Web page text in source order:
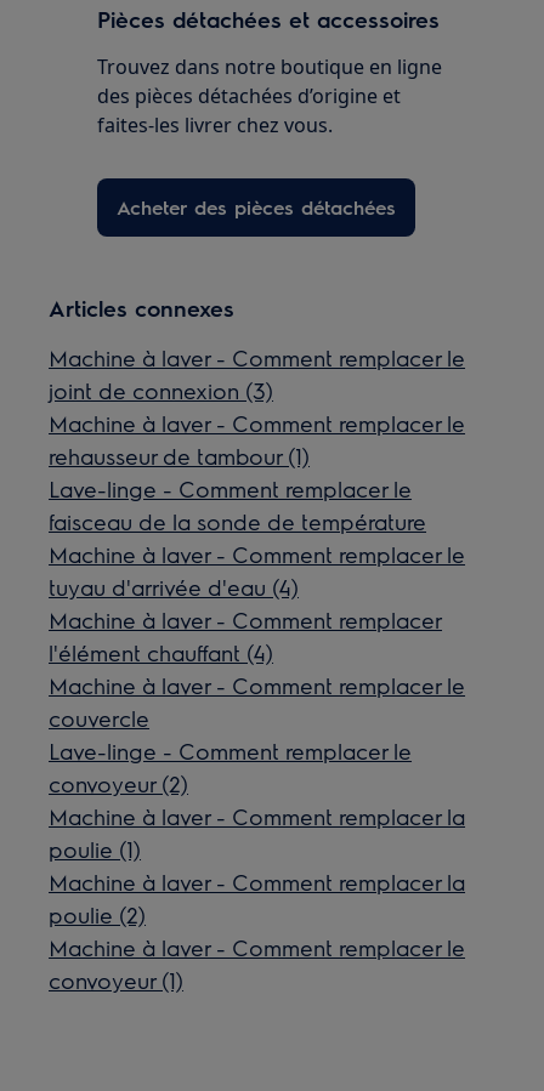
Pièces détachées et accessoires
Trouvez dans notre boutique en ligne
des pièces détachées d’origine et
faites-les livrer chez vous.
Acheter des pièces détachées
Articles connexes
Machine à laver - Comment remplacer le
joint de connexion (3)
Machine à laver - Comment remplacer le
rehausseur de tambour (1)
Lave-linge - Comment remplacer le
faisceau de la sonde de température
Machine à laver - Comment remplacer le
tuyau d'arrivée d'eau (4)
Machine à laver - Comment remplacer
l'élément chauffant (4)
Machine à laver - Comment remplacer le
couvercle
Lave-linge - Comment remplacer le
convoyeur (2)
Machine à laver - Comment remplacer la
poulie (1)
Machine à laver - Comment remplacer la
poulie (2)
Machine à laver - Comment remplacer le
convoyeur (1)